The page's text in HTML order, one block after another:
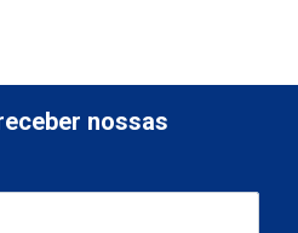
nossas